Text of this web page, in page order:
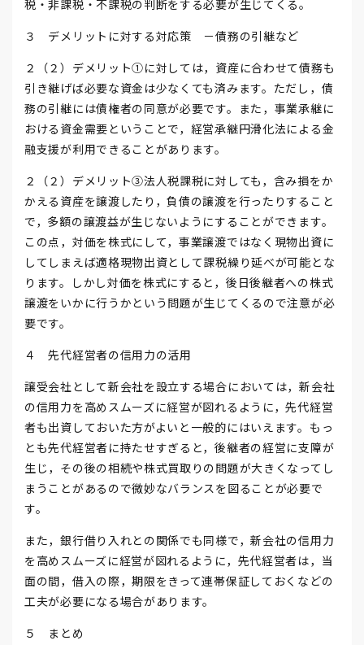
税・非課税・不課税の判断をする必要が生じてくる。
３ デメリットに対する対応策 －債務の引継など
２（２）デメリット①に対しては，資産に合わせて債務も
引き継げば必要な資金は少なくても済みます。ただし，債
務の引継には債権者の同意が必要です。また，事業承継に
おける資金需要ということで，経営承継円滑化法による金
融支援が利用できることがあります。
２（２）デメリット③法人税課税に対しても，含み損をか
かえる資産を譲渡したり，負債の譲渡を行ったりすること
で，多額の譲渡益が生じないようにすることができます。
この点，対価を株式にして，事業譲渡ではなく現物出資に
してしまえば適格現物出資として課税繰り延べが可能とな
ります。しかし対価を株式にすると，後日後継者への株式
譲渡をいかに行うかという問題が生じてくるので注意が必
要です。
４ 先代経営者の信用力の活用
譲受会社として新会社を設立する場合においては，新会社
の信用力を高めスムーズに経営が図れるように，先代経営
者も出資しておいた方がよいと一般的にはいえます。もっ
とも先代経営者に持たせすぎると，後継者の経営に支障が
生じ，その後の相続や株式買取りの問題が大きくなってし
まうことがあるので微妙なバランスを図ることが必要で
す。
また，銀行借り入れとの関係でも同様で，新会社の信用力
を高めスムーズに経営が図れるように，先代経営者は，当
面の間，借入の際，期限をきって連帯保証しておくなどの
工夫が必要になる場合があります。
５ まとめ